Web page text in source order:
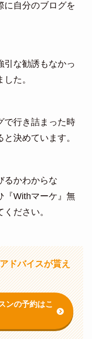
に自分のブログを
引な勧誘もなかっ
た。
で行き詰まった時
決めています。
るかわからな
Withマーケ』無
ださい。
ドバイスが貰え
ンの予約はこ